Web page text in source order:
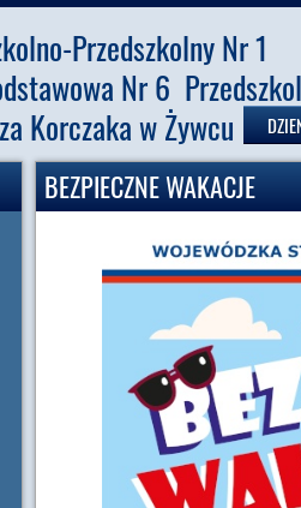
Przedszkolny Nr 1
Nr 6
Korczaka w Żywcu
BEZPIECZNE WAKACJE